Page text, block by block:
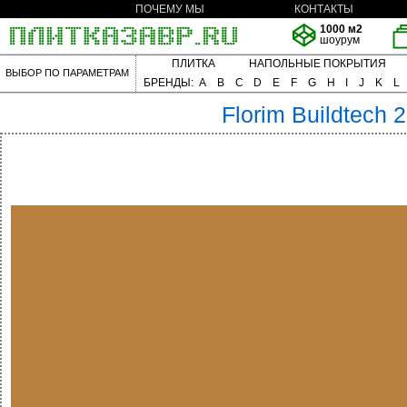
ПОЧЕМУ МЫ
КОНТАКТЫ
1000 м2
шоурум
ВЫБОР ПО ПАРАМЕТРАМ
ПЛИТКА
НАПОЛЬНЫЕ ПОКРЫТИЯ
БРЕНДЫ: A B C D E F G H J K L
Florim Buildtech